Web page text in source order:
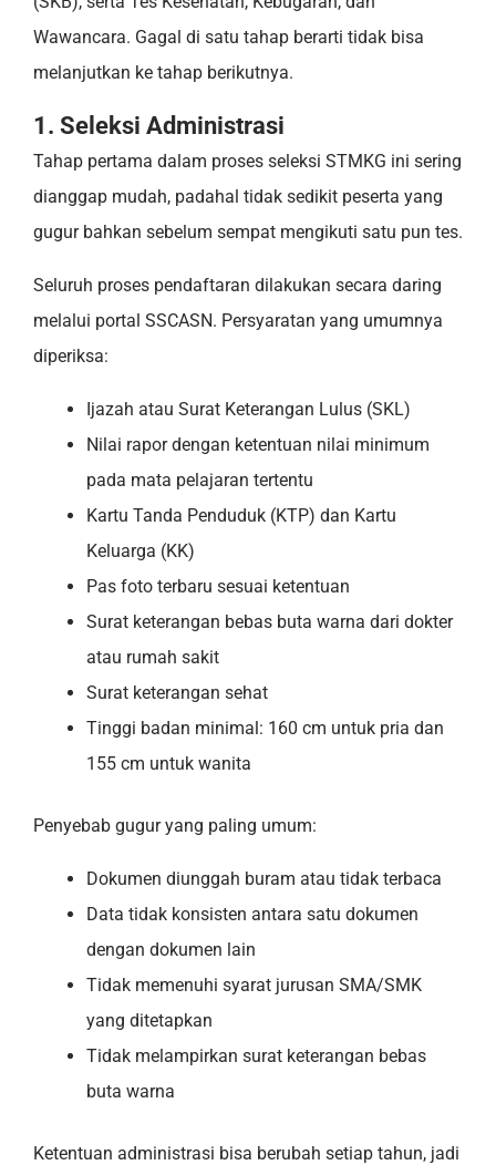
Wawancara. Gagal di satu tahap berarti tidak bisa
melanjutkan ke tahap berikutnya.
1. Seleksi Administrasi
Tahap pertama dalam proses seleksi STMKG ini sering
dianggap mudah, padahal tidak sedikit peserta yang
gugur bahkan sebelum sempat mengikuti satu pun tes.
Seluruh proses pendaftaran dilakukan secara daring
melalui portal SSCASN. Persyaratan yang umumnya
diperiksa:
Ijazah atau Surat Keterangan Lulus (SKL)
Nilai rapor dengan ketentuan nilai minimum
pada mata pelajaran tertentu
Kartu Tanda Penduduk (KTP) dan Kartu
Keluarga (KK)
Pas foto terbaru sesuai ketentuan
Surat keterangan bebas buta warna dari dokter
atau rumah sakit
Surat keterangan sehat
Tinggi badan minimal: 160 cm untuk pria dan
155 cm untuk wanita
Penyebab gugur yang paling umum:
Dokumen diunggah buram atau tidak terbaca
Data tidak konsisten antara satu dokumen
dengan dokumen lain
Tidak memenuhi syarat jurusan SMA/SMK
yang ditetapkan
Tidak melampirkan surat keterangan bebas
buta warna
Ketentuan administrasi bisa berubah setiap tahun, jadi